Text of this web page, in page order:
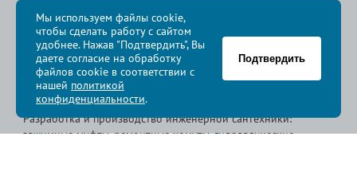
8 800 700-83-36
Звоните бесплатно с 08:00 до 17:00 по Москве
политика конфиденциальности
© Группа компаний « », 2009-2026
Разработка и производство инженерной сантехники:
зажимные муфты, ремонтные хомуты, гидравлические
Мы используем файлы cookie,
чтобы сделать работу с сайтом
удобнее. Нажав "Подтвердить", Вы
даете согласие на обработку
файлов cookie в соответствии с
нашей политикой
конфиденциальности.
Подтвердить